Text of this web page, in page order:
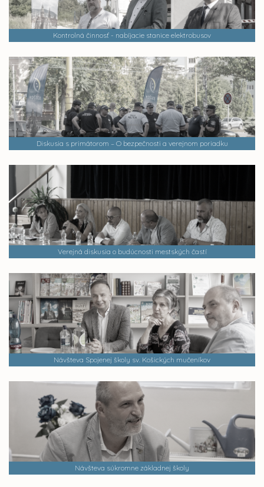
Kontrolná činnosť - nabíjacie stanice elektrobusov
Diskusia s primátorom – O bezpečnosti a verejnom poriadku
Verejná diskusia o budúcnosti mestských častí
Návšteva Spojenej školy sv. Košických mučeníkov
Návšteva súkromne základnej školy